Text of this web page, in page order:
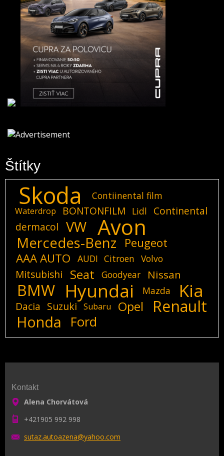
Štítky
Skoda Contiinental film
Waterdrop BONTONFILM Lidl
Continental
dermacol
VW Avon
Mercedes-Benz
Peugeot
AAA AUTO
AUDI Citroen Volvo
Mitsubishi Seat Goodyear Nissan
BMW Hyundai Mazda Kia
Dacia Suzuki Subaru Opel Renault
Honda Ford
Kontakt
Alena Chorvátová
+421905 992 998
sutaz.autoazena@yahoo.com